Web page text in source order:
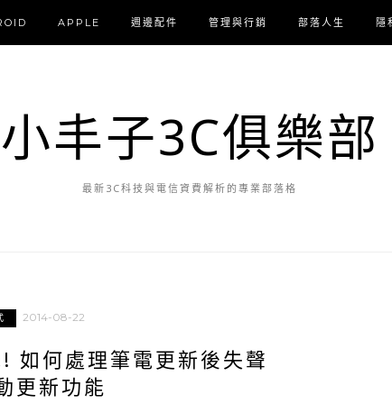
APPLE 週邊配件 管理與行銷 部落人生 隱
小丰子3C俱樂部
最新3C科技與電信資費解析的專業部落格
2014-08-22
如何處理筆電更新後失聲
更新功能